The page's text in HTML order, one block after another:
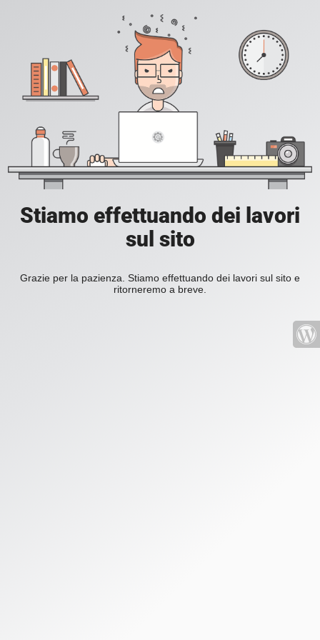
Stiamo effettuando dei lavori
sul sito
Grazie per la pazienza. Stiamo effettuando dei lavori sul sito e
ritorneremo a breve.